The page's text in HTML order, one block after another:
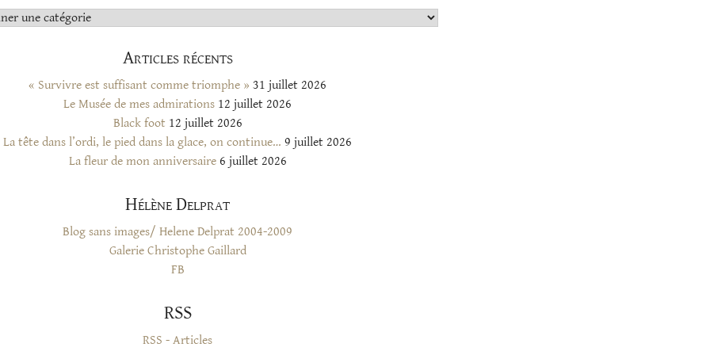
Articles récents
« Survivre est suffisant comme triomphe » 31 juillet 2026
Le Musée de mes admirations 12 juillet 2026
Black foot 12 juillet 2026
La tête dans l’ordi, le pied dans la glace, on continue… 9 juillet 2026
La fleur de mon anniversaire 6 juillet 2026
Hélène Delprat
Blog sans images/ Helene Delprat 2004-2009
Galerie Christophe Gaillard
FB
RSS
RSS - Articles